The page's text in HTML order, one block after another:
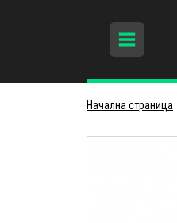
Начална страница